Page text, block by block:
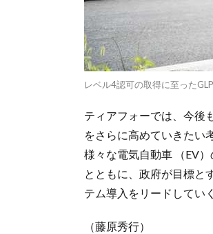
レベル4認可の取得に至った
ティアフォーでは、今後
をさらに高めていきたい
様々な電気自動車 （EV
とともに、政府が目標と
テム導入をリードしてい
（藤原秀行）